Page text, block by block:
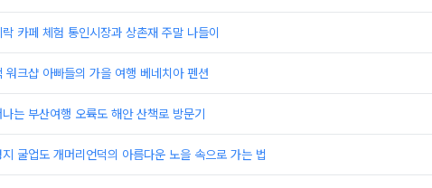
카페 체험 통인시장과 상촌재 주말 나들이
워크샵 아빠들의 가을 여행 베네치아 펜션
는 부산여행 오륙도 해안 산책로 방문기
지 굴업도 개머리언덕의 아름다운 노을 속으로 가는 법